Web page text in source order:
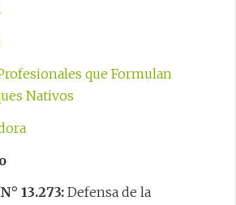
que Formulan
Nativos
13.273: Defensa de la